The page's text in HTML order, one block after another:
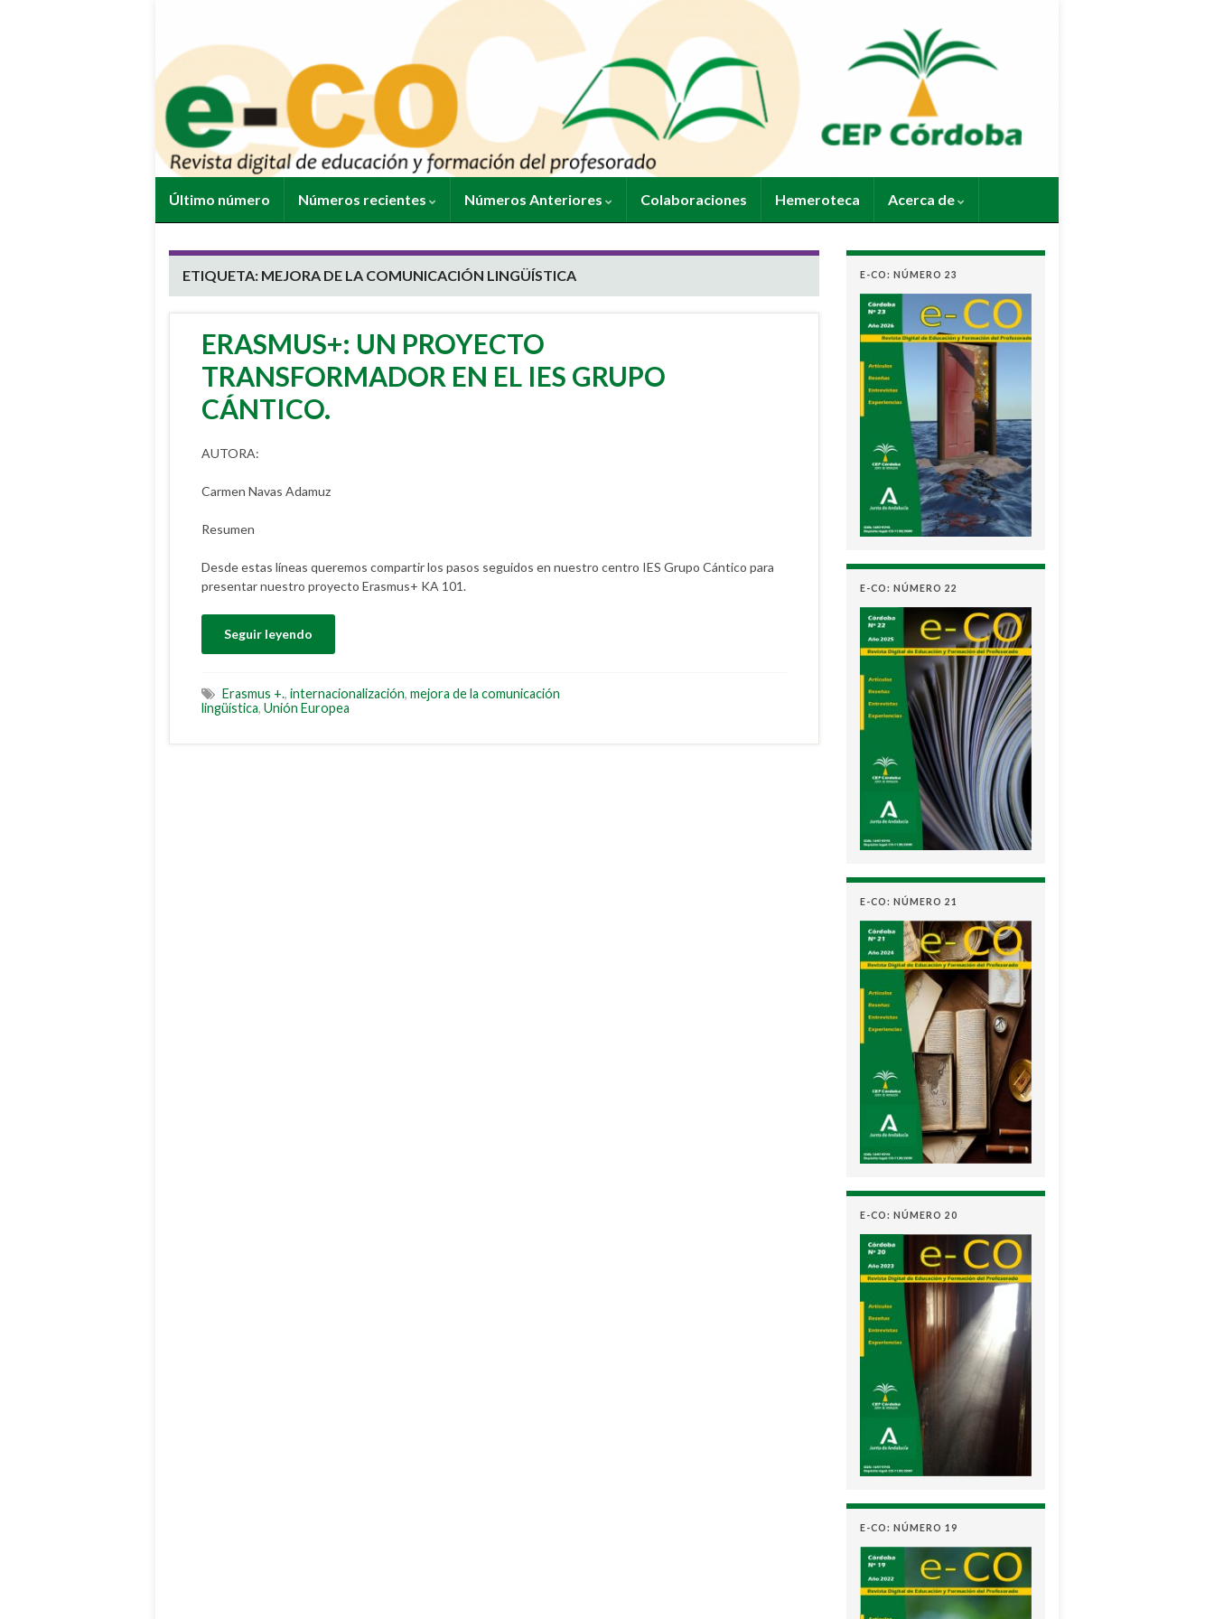
Último número Números recientes Números Anteriores Colaboraciones Hemeroteca Acerca de
ETIQUETA: MEJORA DE LA COMUNICACIÓN LINGÜÍSTICA
ERASMUS+: UN PROYECTO
TRANSFORMADOR EN EL IES GRUPO
CÁNTICO.
AUTORA:
Carmen Navas Adamuz
Resumen
Desde estas líneas queremos compartir los pasos seguidos en nuestro centro IES Grupo Cántico para
presentar nuestro proyecto Erasmus+ KA 101.
Seguir leyendo
Erasmus +., internacionalización, mejora de la comunicación
lingüística, Unión Europea
E-CO: NÚMERO 23
E-CO: NÚMERO 22
E-CO: NÚMERO 21
E-CO: NÚMERO 20
E-CO: NÚMERO 19